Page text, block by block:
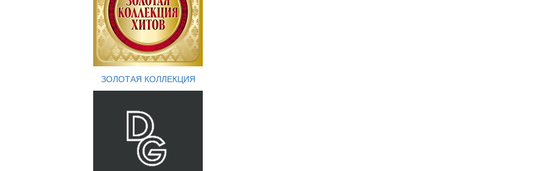
ЗОЛОТАЯ КОЛЛЕКЦИЯ